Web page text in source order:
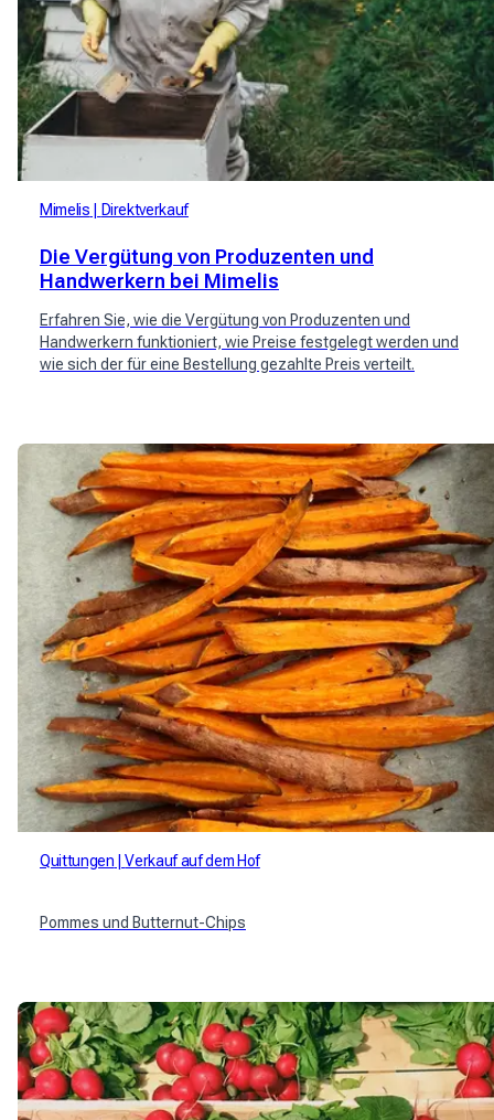
Mimelis Direktverkauf
Die Vergütung von Produzenten und
Handwerkern bei Mimelis
Erfahren Sie, wie die Vergütung von Produzenten und
Handwerkern funktioniert, wie Preise festgelegt werden und
wie sich der für eine Bestellung gezahlte Preis verteilt.
Quittungen Verkauf auf dem Hof
Pommes und Butternut-Chips